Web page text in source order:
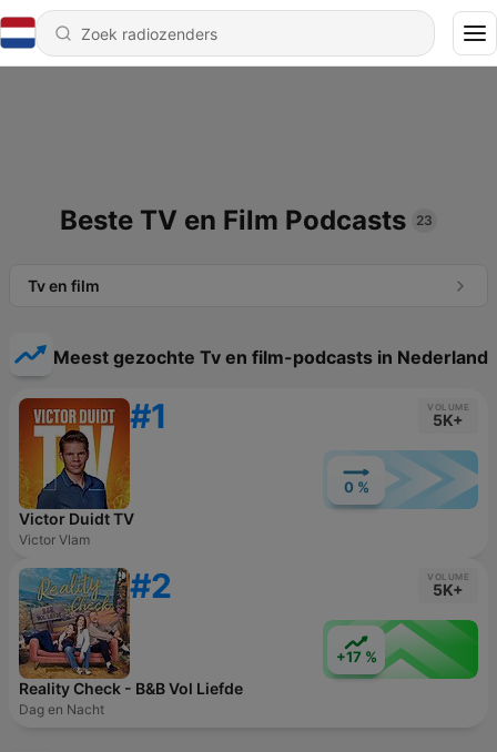
Beste TV en Film Podcasts 23
Tv en film
Meest gezochte Tv en film-podcasts in Nederland
#1 VOLUME
5K+
0 %
Victor Duidt TV
Victor Vlam
#2 VOLUME
5K+
+17 %
Reality Check - B&B Vol Liefde
Dag en Nacht